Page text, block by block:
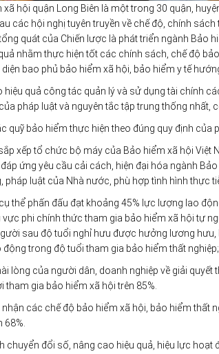
xã hội quận Long Biên là một trong 30 quận,
các hội nghị tuyên truyền về chế độ, chính
quát của Chiến lược là phát triển ngành Bảo
nhằm thực hiện tốt các chính sách, chế độ
diện bao phủ bảo hiểm xã hội, bảo hiểm y tế
hiệu quả công tác quản lý và sử dụng tài chính
pháp luật và nguyên tắc tập trung thống nhất,
quỹ bảo hiểm thực hiện theo đúng quy định của
xếp tổ chức bộ máy của Bảo hiểm xã hội Việt
đáp ứng yêu cầu cải cách, hiện đại hóa ngành
pháp luật của Nhà nước, phù hợp tình hình thực
thể phấn đấu đạt khoảng 45% lực lượng lao
vực phi chính thức tham gia bảo hiểm xã hội tự
sau độ tuổi nghỉ hưu được hưởng lương
động trong độ tuổi tham gia bảo hiểm thất
lòng của người dân, doanh nghiệp về giải
tham gia bảo hiểm xã hội trên 85%.
các chế độ bảo hiểm xã hội, bảo hiểm thất
68%.
chuyển đổi số, nâng cao hiệu quả, hiệu lực